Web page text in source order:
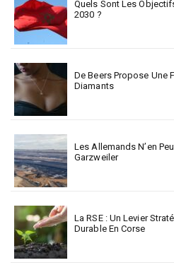
Quels Sont Les
2030 ?
De Beers Propose Une
Diamants
Les Allemands N’en
Garzweiler
La RSE : Un Levier
Durable En Corse